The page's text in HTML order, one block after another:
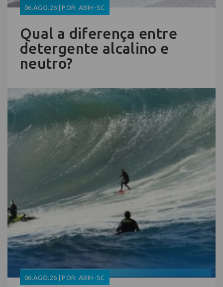
06.AGO.26 | POR: ABIH-SC
Qual a diferença entre
detergente alcalino e
neutro?
06.AGO.26 | POR: ABIH-SC